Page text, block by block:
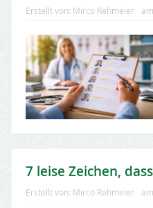
Erstellt von: Mirco Rehmeier
7 leise Zeichen,
Erstellt von: Mirco Rehmeier